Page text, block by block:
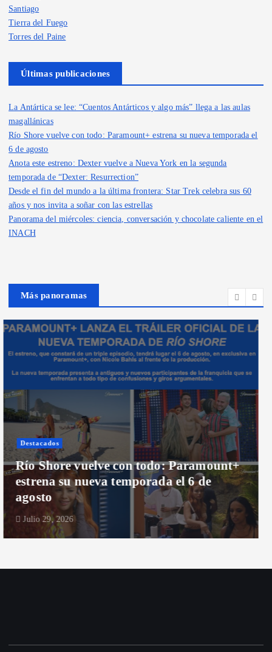
Santiago
Tierra del Fuego
Torres del Paine
Últimas publicaciones
La Antártica se lee: “Cuentos Antárticos y algo más” llega a las aulas
magallánicas
Río Shore vuelve con todo: Paramount+ estrena su nueva temporada el
6 de agosto
Anota este estreno: Dexter vuelve a Nueva York en la segunda
temporada de “Dexter: Resurrection”
Desde el fin del mundo a la última frontera: Star Trek celebra sus 60
años y nos invita a soñar con las estrellas
Panorama del miércoles: ciencia, conversación y chocolate caliente en el
INACH
Más panoramas
Destacados Santiago
Anota este estreno: Dexter vuelve a
Nueva York en la segunda temporada de
“Dexter: Resurrection”
Julio 28, 2026